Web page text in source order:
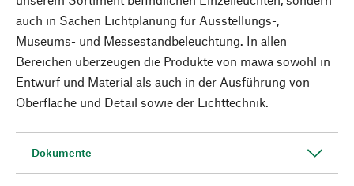
auch in Sachen Lichtplanung für Ausstellungs-,
Museums- und Messestandbeleuchtung. In allen
Bereichen überzeugen die Produkte von mawa sowohl in
Entwurf und Material als auch in der Ausführung von
Oberfläche und Detail sowie der Lichttechnik.
Dokumente